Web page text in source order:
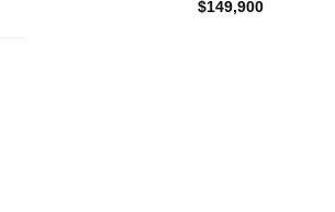
$149,900